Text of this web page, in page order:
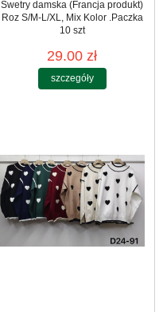
Swetry damska (Francja produkt)
Roz S/M-L/XL, Mix Kolor .Paczka
10 szt
29.00 zł
szczegóły